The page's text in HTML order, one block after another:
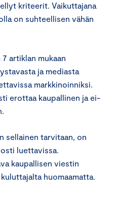
kriteerit. Vaikuttajana
on suhteellisen vähän
artiklan mukaan
ja mediasta
markkinoinniksi.
erottaa kaupallinen ja ei-
sellainen tarvitaan, on
luettavissa.
kaupallisen viestin
huomaamatta.